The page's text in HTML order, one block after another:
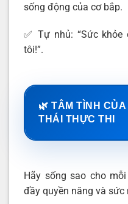
sống động của cơ bắp.
✅ Tự nhủ: “Sức
tôi!”.
🌿 TÂM TÌNH
THÁI THỰC THI
Hãy sống sao cho
đầy quyền năng và sức